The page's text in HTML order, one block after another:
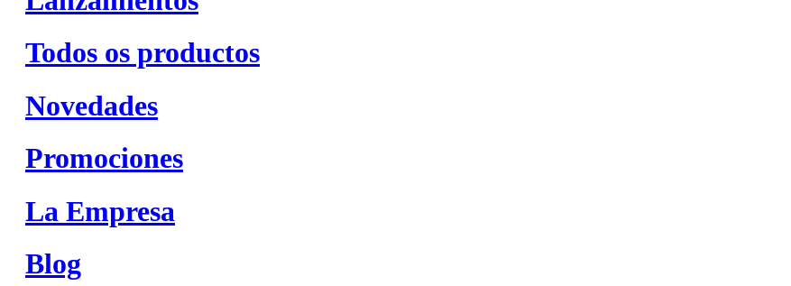
Todos os productos
Novedades
Promociones
La Empresa
Blog